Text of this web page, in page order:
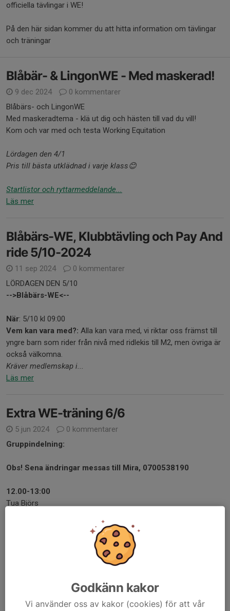
officiella tävlingar i WE!
På den här sidan kommer du att hitta information om tävlingar
och träningar
Blåbär- & LingonWE - Med maskerad!
9 dec 2024
0 kommentarer
Blåbärs- och LingonWE
Med maskeradtema - klä ut dig och hästen till vad du vill!
Kom och var med och testa Working Equitation
Lördagen den 4/1
Pris till bästa utklädnad i varje klass😊
Startlistor och ryttarmeddelande...
Läs mer
Blåbärs-WE, Klubbtävling och Pay And
ride 5/10-2024
11 sep 2024
0 kommentarer
LÖRDAGEN DEN 5/10
-->Blåbärs-WE<--
När: 5/10 kl 09:00
Vem kan vara med?: Alla kan vara med, vi riktar oss främst till
yngre barn som rider från nivå med ridlekis till M2, men övriga är
också välkomna.
Kräver medlemskap i...
Läs mer
Extra WE-träning 6/6
5 jun 2024
0 kommentarer
Gruppindelning:
Obs! Sena ändringar messas till Mira, 0700538190
12.00-13:00
Tua Björs
Signe Holman - CaspianGodkänn kakor
Vi använder oss av kakor (cookies) för att vår